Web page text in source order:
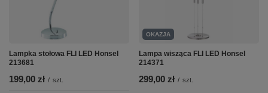
Lampka stołowa FLI LED Honsel
213681
199,00 zł / szt.
OKAZJA
Lampa wisząca FLI LED Honsel
214371
299,00 zł / szt.